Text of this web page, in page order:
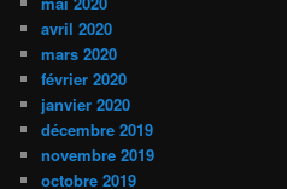
avril 2020
mars 2020
février 2020
janvier 2020
décembre 2019
novembre 2019
octobre 2019